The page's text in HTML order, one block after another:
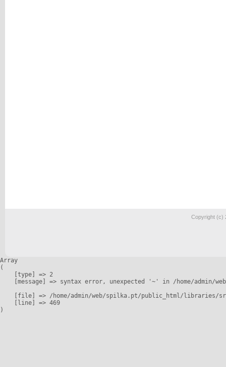
Copyright (c)
Array
(
    [type] => 2
[message] => syntax error, unexpected '~' in /home/admin/
[file] => /home/admin/web/spilka.pt/public_html/libraries/
    [line] => 469